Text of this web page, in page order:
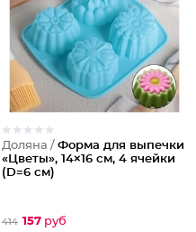
Доляна / Форма для выпечки
«Цветы», 14×16 см, 4 ячейки
(D=6 см)
414 157 руб